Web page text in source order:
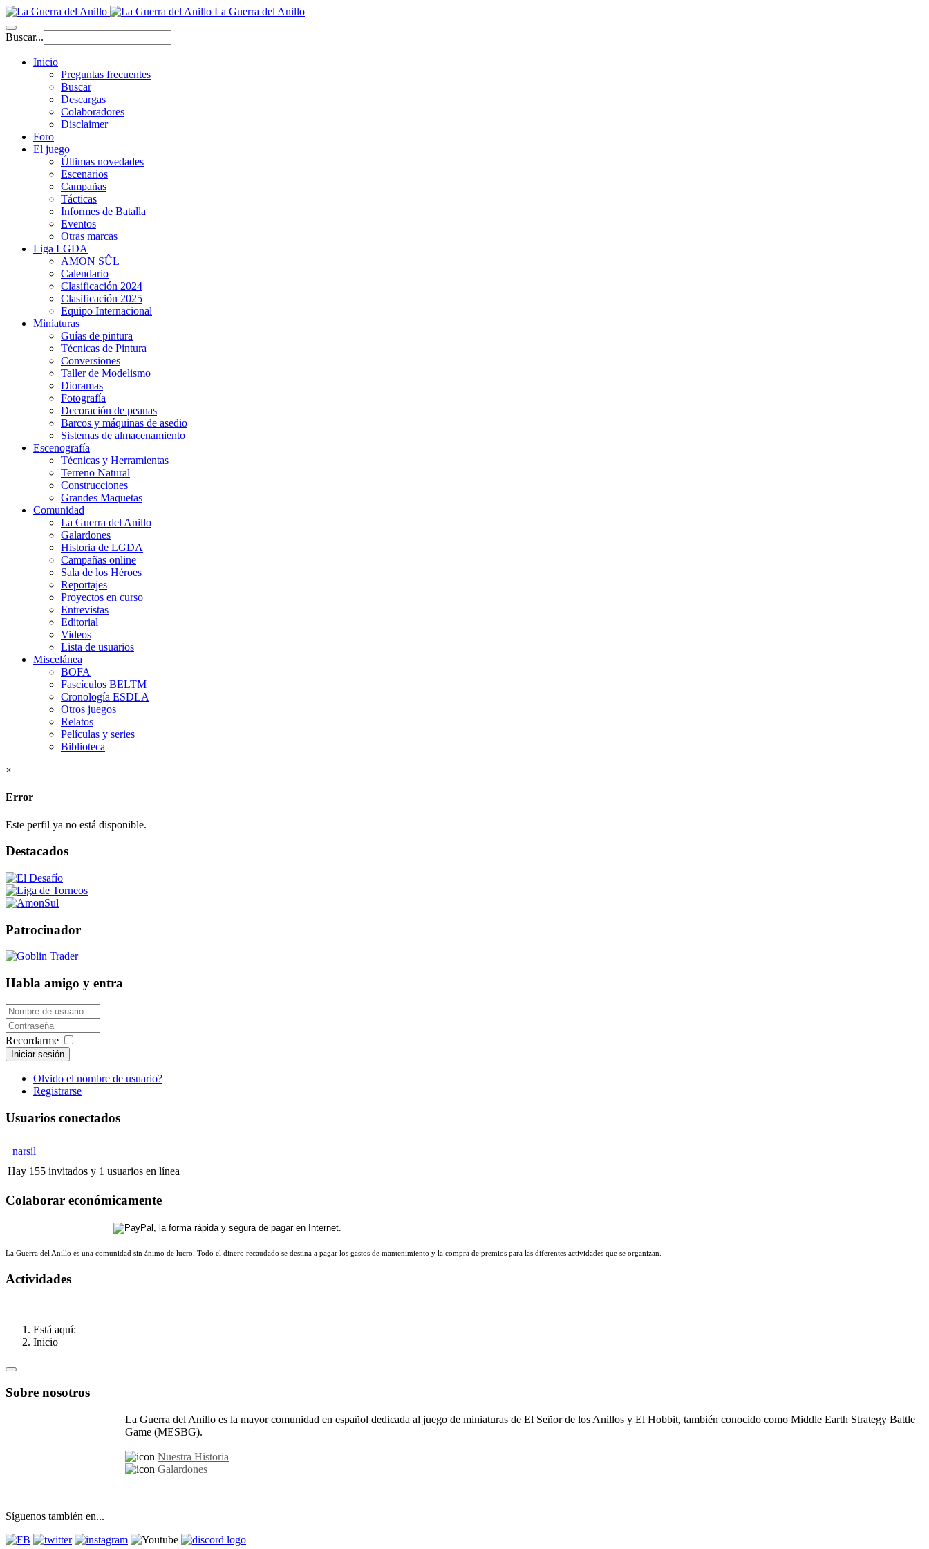
La Guerra del Anillo
Buscar...
Inicio
Preguntas frecuentes
Buscar
Descargas
Colaboradores
Disclaimer
Foro
El juego
Últimas novedades
Escenarios
Campañas
Tácticas
Informes de Batalla
Eventos
Otras marcas
Liga LGDA
AMON SÛL
Calendario
Clasificación 2024
Clasificación 2025
Equipo Internacional
Miniaturas
Guías de pintura
Técnicas de Pintura
Conversiones
Taller de Modelismo
Dioramas
Fotografía
Decoración de peanas
Barcos y máquinas de asedio
Sistemas de almacenamiento
Escenografía
Técnicas y Herramientas
Terreno Natural
Construcciones
Grandes Maquetas
Comunidad
La Guerra del Anillo
Galardones
Historia de LGDA
Campañas online
Sala de los Héroes
Reportajes
Proyectos en curso
Entrevistas
Editorial
Videos
Lista de usuarios
Miscelánea
BOFA
Fascículos BELTM
Cronología ESDLA
Otros juegos
Relatos
Películas y series
Biblioteca
×
Error
Este perfil ya no está disponible.
Destacados
Patrocinador
Habla amigo y entra
Recordarme
Iniciar sesión
Olvido el nombre de usuario?
Registrarse
Usuarios conectados
narsil
Hay 155 invitados y 1 usuarios en línea
Colaborar económicamente
La Guerra del Anillo es una comunidad sin ánimo de lucro. Todo el dinero recaudado se destina a pagar los gastos de mantenimiento y la compra de premios para las diferentes actividades que se organizan.
Actividades
Está aquí:
Inicio
Sobre nosotros
La Guerra del Anillo es la mayor comunidad en español dedicada al juego de miniaturas de El Señor de los Anillos y El Hobbit, también conocido como Middle Earth Strategy Battle
Game (MESBG).
Nuestra Historia
Galardones
Síguenos también en...